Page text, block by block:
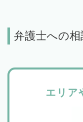
弁護士への
エリア